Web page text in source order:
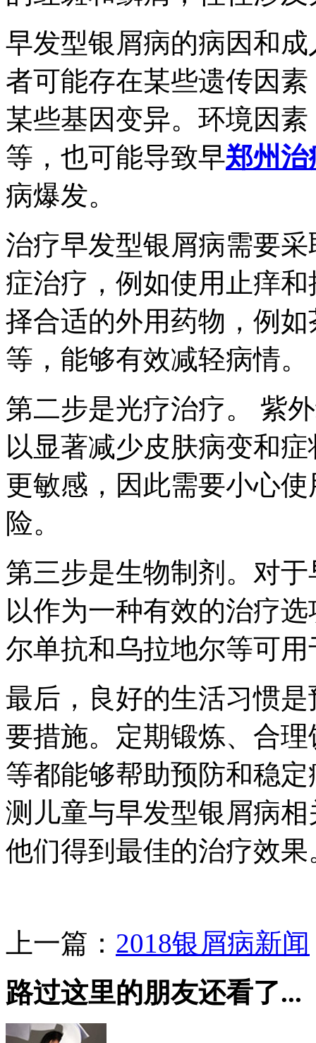
早发型银屑病的病因和
者可能存在某些遗传因
某些基因变异。环境因
等，也可能导致早郑州
病爆发。
治疗早发型银屑病需要
症治疗，例如使用止痒
择合适的外用药物，例
等，能够有效减轻病情。
第二步是光疗治疗。 紫
以显著减少皮肤病变和
更敏感，因此需要小心
险。
第三步是生物制剂。对
以作为一种有效的治疗
尔单抗和乌拉地尔等可
最后，良好的生活习惯
要措施。定期锻炼、合
等都能够帮助预防和稳
测儿童与早发型银屑病
他们得到最佳的治疗效果
上一篇： 2018银屑病新闻
路过这里的朋友还看了...